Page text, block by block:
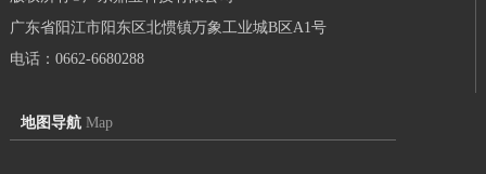
广东省阳江市阳东区北惯镇万象工业城B区A1号
电话：0662-6680288
地图导航 Map